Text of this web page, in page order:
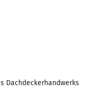
Dachdeckerhandwerks